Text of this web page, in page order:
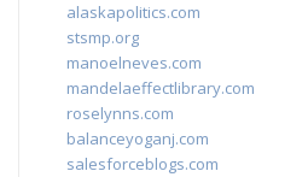
alaskapolitics.com
stsmp.org
manoelneves.com
mandelaeffectlibrary.com
roselynns.com
balanceyoganj.com
salesforceblogs.com